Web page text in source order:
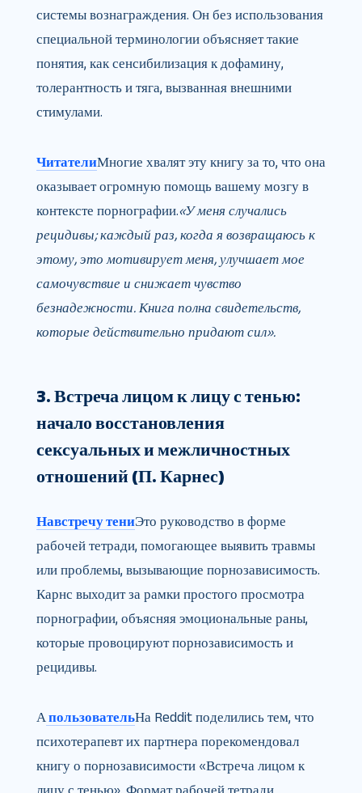
системы вознаграждения. Он без использования
специальной терминологии объясняет такие
понятия, как сенсибилизация к дофамину,
толерантность и тяга, вызванная внешними
стимулами.
ЧитателиМногие хвалят эту книгу за то, что она
оказывает огромную помощь вашему мозгу в
контексте порнографии.«У меня случались
рецидивы; каждый раз, когда я возвращаюсь к
этому, это мотивирует меня, улучшает мое
самочувствие и снижает чувство
безнадежности. Книга полна свидетельств,
которые действительно придают сил».
3. Встреча лицом к лицу с тенью:
начало восстановления
сексуальных и межличностных
отношений (П. Карнес)
Навстречу тениЭто руководство в форме
рабочей тетради, помогающее выявить травмы
или проблемы, вызывающие порнозависимость.
Карнс выходит за рамки простого просмотра
порнографии, объясняя эмоциональные раны,
которые провоцируют порнозависимость и
рецидивы.
А пользовательНа Reddit поделились тем, что
психотерапевт их партнера порекомендовал
книгу о порнозависимости «Встреча лицом к
лицу с тенью». Формат рабочей тетради